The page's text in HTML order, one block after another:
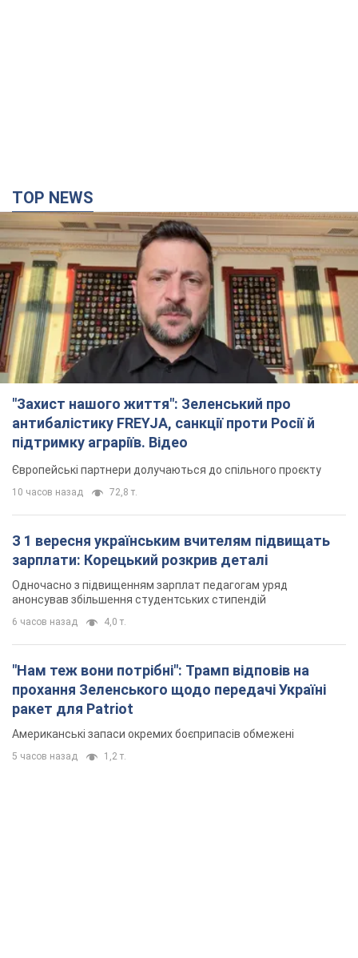
TOP NEWS
"Захист нашого життя": Зеленський про
антибалістику FREYJA, санкції проти Росії й
підтримку аграріїв. Відео
Європейські партнери долучаються до спільного проєкту
10 часов назад 72,8 т.
З 1 вересня українським вчителям підвищать
зарплати: Корецький розкрив деталі
Одночасно з підвищенням зарплат педагогам уряд
анонсував збільшення студентських стипендій
6 часов назад 4,0 т.
"Нам теж вони потрібні": Трамп відповів на
прохання Зеленського щодо передачі Україні
ракет для Patriot
Американські запаси окремих боєприпасів обмежені
5 часов назад 1,2 т.